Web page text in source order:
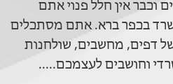
וכבר אין חלל פנוי אתם
בכפר ברא. אתם מסתכלים
דפים, מחשבים, שולחנות
וחושבים לעצמכם.....